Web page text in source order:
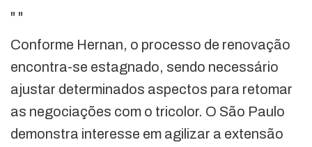
" "
Conforme Hernan, o processo de renovação
encontra-se estagnado, sendo necessário
ajustar determinados aspectos para retomar
as negociações com o tricolor. O São Paulo
demonstra interesse em agilizar a extensão